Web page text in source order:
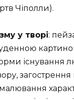
Чіполли).
у творі:
існування
загострення